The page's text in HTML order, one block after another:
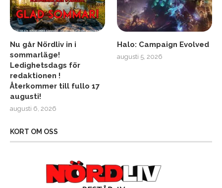
Nu går Nördliv in i
sommarläge!
Ledighetsdags för
redaktionen !
Återkommer till fullo 17
augusti!
augusti 6, 2026
Halo: Campaign Evolved
augusti 5, 2026
KORT OM OSS